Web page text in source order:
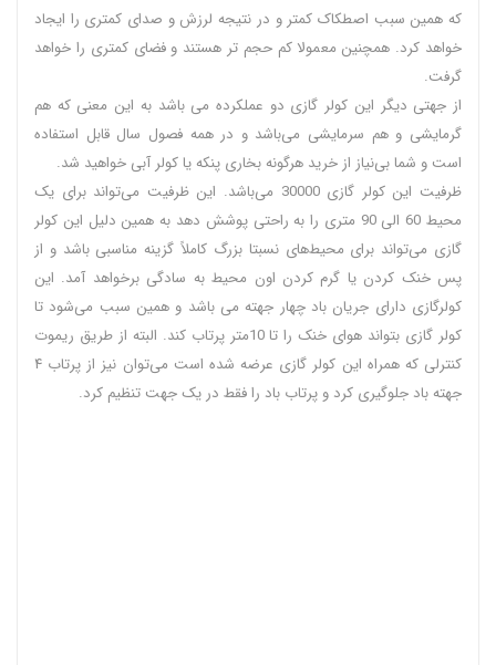
که همین سبب اصطکاک کمتر و در نتیجه لرزش و صدای کمتری را ایجاد
خواهد کرد. همچنین معمولا کم حجم تر هستند و فضای کمتری را خواهد
گرفت.
از جهتی دیگر این کولر گازی دو عملکرده می‌ باشد به این معنی که هم
گرمایشی و هم سرمایشی می‌باشد و در همه فصول سال قابل استفاده
است و شما بی‌نیاز از خرید هرگونه بخاری پنکه یا کولر آبی خواهید شد.
ظرفیت این کولر گازی 30000 می‌باشد. این ظرفیت می‌تواند برای یک
محیط 60 الی 90 متری را به راحتی پوشش دهد به همین دلیل این کولر
گازی می‌تواند برای محیط‌های نسبتا بزرگ کاملاً گزینه مناسبی باشد و از
پس خنک کردن یا گرم کردن اون محیط به سادگی برخواهد آمد. این
کولرگازی دارای جریان باد چهار جهته می باشد و همین سبب می‌شود تا
کولر گازی بتواند هوای خنک را تا 10متر پرتاب کند. البته از طریق ریموت
کنترلی که همراه این کولر گازی عرضه شده است می‌توان نیز از پرتاب ۴
جهته باد جلوگیری کرد و پرتاب باد را فقط در یک جهت تنظیم کرد.